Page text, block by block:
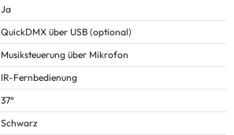
Ja
QuickDMX über USB (optional)
Musiksteuerung über Mikrofon
IR-Fernbedienung
37°
Schwarz